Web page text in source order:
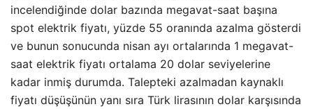
incelendiğinde dolar bazında megavat-saat başına
spot elektrik fiyatı, yüzde 55 oranında azalma gösterdi
ve bunun sonucunda nisan ayı ortalarında 1 megavat-
saat elektrik fiyatı ortalama 20 dolar seviyelerine
kadar inmiş durumda. Talepteki azalmadan kaynaklı
fiyatı düşüşünün yanı sıra Türk lirasının dolar karşısında